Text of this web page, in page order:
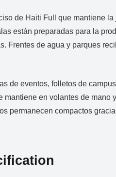
de Haiti Full que mantiene
están preparadas para la
Frentes de agua y parques
de eventos, folletos de
mantiene en volantes de mano
permanecen compactos